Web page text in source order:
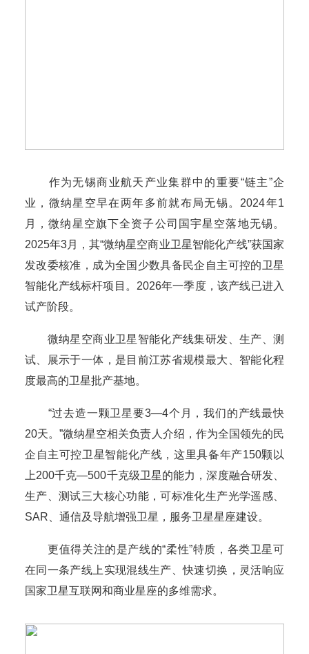
作为无锡商业航天产业集群中的重要“链主”企
业，微纳星空早在两年多前就布局无锡。2024年1
月，微纳星空旗下全资子公司国宇星空落地无锡。
2025年3月，其“微纳星空商业卫星智能化产线”获国家
发改委核准，成为全国少数具备民企自主可控的卫星
智能化产线标杆项目。2026年一季度，该产线已进入
试产阶段。
微纳星空商业卫星智能化产线集研发、生产、测
试、展示于一体，是目前江苏省规模最大、智能化程
度最高的卫星批产基地。
“过去造一颗卫星要3—4个月，我们的产线最快
20天。”微纳星空相关负责人介绍，作为全国领先的民
企自主可控卫星智能化产线，这里具备年产150颗以
上200千克—500千克级卫星的能力，深度融合研发、
生产、测试三大核心功能，可标准化生产光学遥感、
SAR、通信及导航增强卫星，服务卫星星座建设。
更值得关注的是产线的“柔性”特质，各类卫星可
在同一条产线上实现混线生产、快速切换，灵活响应
国家卫星互联网和商业星座的多维需求。